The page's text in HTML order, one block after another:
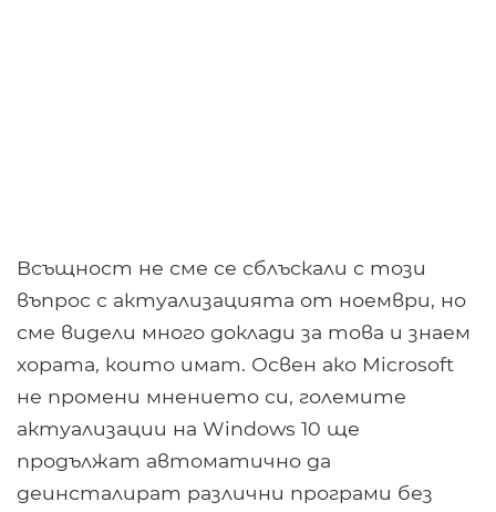
Всъщност не сме се сблъскали с този
въпрос с актуализацията от ноември, но
сме видели много доклади за това и знаем
хората, които имат. Освен ако Microsoft
не промени мнението си, големите
актуализации на Windows 10 ще
продължат автоматично да
деинсталират различни програми без